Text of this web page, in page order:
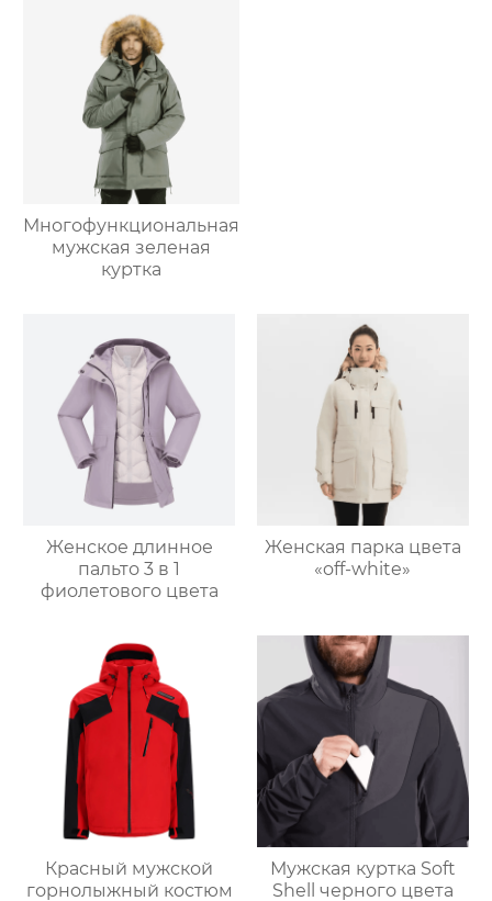
Многофункциональная
мужская зеленая
куртка
Женское длинное
пальто 3 в 1
фиолетового цвета
Женская парка цвета
«off-white»
Красный мужской
горнолыжный костюм
Мужская куртка Soft
Shell черного цвета